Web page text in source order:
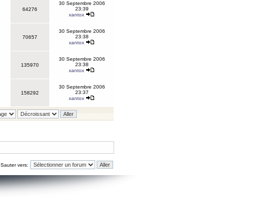
64276
30 Septembre 2006
23:39
xantox
70657
30 Septembre 2006
23:38
xantox
135970
30 Septembre 2006
23:38
xantox
158292
30 Septembre 2006
23:37
xantox
Sauter vers: